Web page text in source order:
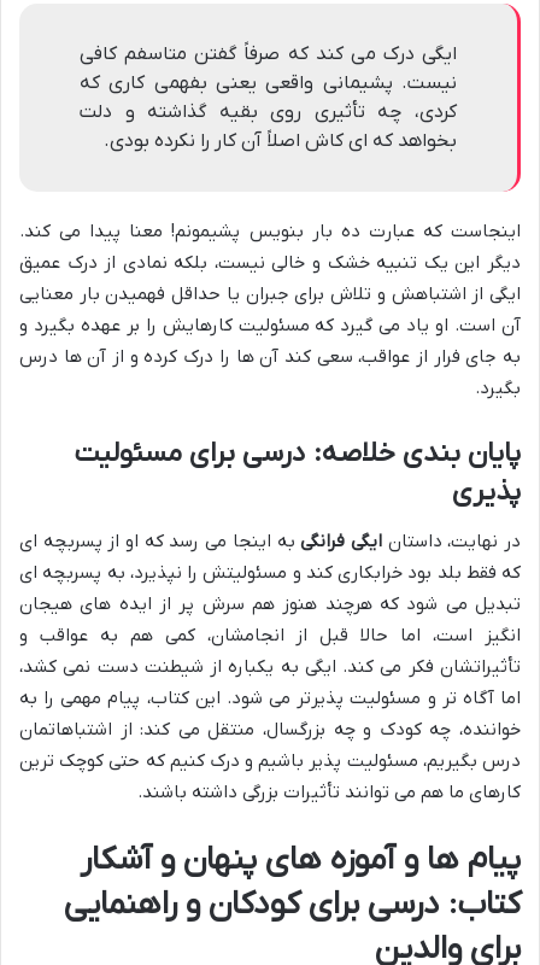
ایگی درک می کند که صرفاً گفتن متاسفم کافی
نیست. پشیمانی واقعی یعنی بفهمی کاری که
کردی، چه تأثیری روی بقیه گذاشته و دلت
بخواهد که ای کاش اصلاً آن کار را نکرده بودی.
اینجاست که عبارت ده بار بنویس پشیمونم! معنا پیدا می کند.
دیگر این یک تنبیه خشک و خالی نیست، بلکه نمادی از درک عمیق
ایگی از اشتباهش و تلاش برای جبران یا حداقل فهمیدن بار معنایی
آن است. او یاد می گیرد که مسئولیت کارهایش را بر عهده بگیرد و
به جای فرار از عواقب، سعی کند آن ها را درک کرده و از آن ها درس
بگیرد.
پایان بندی خلاصه: درسی برای مسئولیت
پذیری
در نهایت، داستانایگی فرانگیبه اینجا می رسد که او از پسربچه ای
که فقط بلد بود خرابکاری کند و مسئولیتش را نپذیرد، به پسربچه ای
تبدیل می شود که هرچند هنوز هم سرش پر از ایده های هیجان
انگیز است، اما حالا قبل از انجامشان، کمی هم به عواقب و
تأثیراتشان فکر می کند. ایگی به یکباره از شیطنت دست نمی کشد،
اما آگاه تر و مسئولیت پذیرتر می شود. این کتاب، پیام مهمی را به
خواننده، چه کودک و چه بزرگسال، منتقل می کند: از اشتباهاتمان
درس بگیریم، مسئولیت پذیر باشیم و درک کنیم که حتی کوچک ترین
کارهای ما هم می توانند تأثیرات بزرگی داشته باشند.
پیام ها و آموزه های پنهان و آشکار
کتاب: درسی برای کودکان و راهنمایی
برای والدین